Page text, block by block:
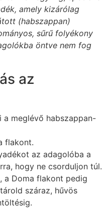
amely kizárólag
(habszappan)
sűrű folyékony
öntve nem fog
az
a meglévő habszappan-
flakont.
az adagolóba a
hogy ne csorduljon túl.
a Doma flakont pedig
száraz, hűvös